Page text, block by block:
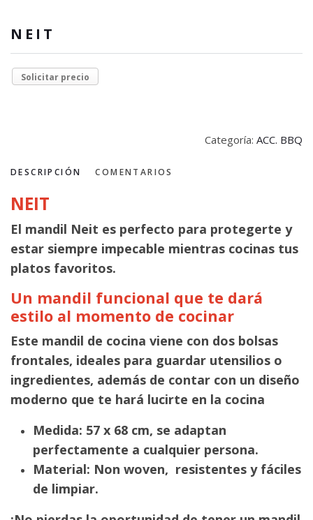
NEIT
Solicitar precio
Categoría: ACC. BBQ
DESCRIPCIÓN COMENTARIOS
NEIT
El mandil Neit es perfecto para protegerte y
estar siempre impecable mientras cocinas tus
platos favoritos.
Un mandil funcional que te dará
estilo al momento de cocinar
Este mandil de cocina viene con dos bolsas
frontales, ideales para guardar utensilios o
ingredientes, además de contar con un diseño
moderno que te hará lucirte en la cocina
Medida: 57 x 68 cm, se adaptan
perfectamente a cualquier persona.
Material: Non woven, resistentes y fáciles
de limpiar.